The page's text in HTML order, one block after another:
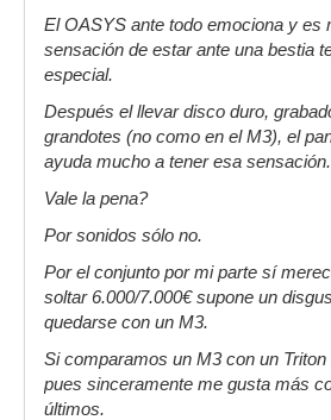
El OASYS ante todo emociona y es
sensación de estar ante una bestia
especial.
Después el llevar disco duro,
grandotes (no como en el M3), el
ayuda mucho a tener esa sensación.
Vale la pena?
Por sonidos sólo no.
Por el conjunto por mi parte sí
soltar 6.000/7.000€ supone un
quedarse con un M3.
Si comparamos un M3 con un
pues sinceramente me gusta más
últimos.